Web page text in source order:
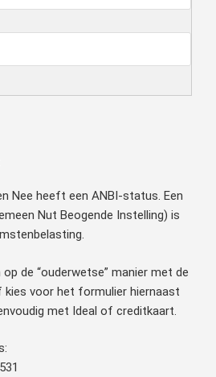
Nee heeft een ANBI-status. Een
Nut Beogende Instelling) is
de “ouderwetse” manier met de
kies voor het formulier hiernaast
met Ideal of creditkaart.